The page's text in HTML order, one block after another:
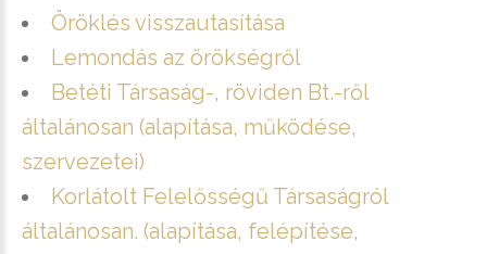
Öröklés visszautasítása
Lemondás az örökségről
Betéti Társaság-, röviden Bt.-ről
általánosan (alapítása, működése,
szervezetei)
Korlátolt Felelősségű Társaságról
általánosan. (alapítása, felépítése,